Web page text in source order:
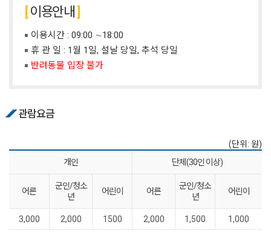
이용안내
이용시간 : 09:00 ∼18:00
휴 관 일 : 1월 1일, 설날 당일, 추석 당일
반려동물 입장 불가
관람요금
(단위: 원)
개인
단체(30인 이상)
어른
군인/청소
년
어린이 어른
군인/청소
년
어린이
3,000 2,000 1500 2,000 1,500 1,000